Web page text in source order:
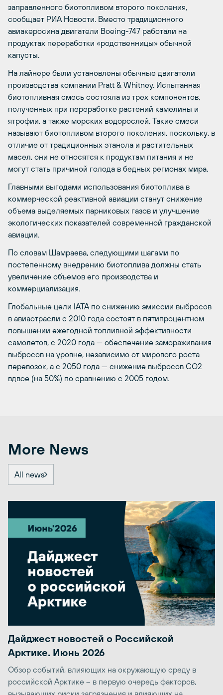
заправленного биотопливом второго поколения,
сообщает РИА Новости. Вместо традиционного
авиакеросина двигатели Boeing-747 работали на
продуктах переработки «родственницы» обычной
капусты.
На лайнере были установлены обычные двигатели
производства компании Pratt & Whitney. Испытанная
биотопливная смесь состояла из трех компонентов,
полученных при переработке растений камелины и
ятрофии, а также морских водорослей. Такие смеси
называют биотопливом второго поколения, поскольку, в
отличие от традиционных этанола и растительных
масел, они не относятся к продуктам питания и не
могут стать причиной голода в бедных регионах мира.
Главными выгодами использования биотоплива в
коммерческой реактивной авиации станут снижение
объема выделяемых парниковых газов и улучшение
экологических показателей современной гражданской
авиации.
По словам Шамраева, следующими шагами по
постепенному внедрению биотоплива должны стать
увеличение объемов его производства и
коммерциализация.
Глобальные цели IATA по снижению эмиссии выбросов
в авиаотрасли с 2010 года состоят в пятипроцентном
повышении ежегодной топливной эффективности
самолетов, с 2020 года — обеспечение замораживания
выбросов на уровне, независимо от мирового роста
перевозок, а с 2050 года — снижение выбросов CO2
вдвое (на 50%) по сравнению с 2005 годом.
More News
All news
Дайджест новостей о Российской
Арктике. Июнь 2026
Обзор событий, влияющих на окружающую среду в
российской Арктике – в первую очередь факторов,